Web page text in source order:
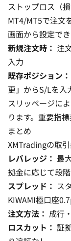
ストップロス（
MT4/MT5で注文
画面から設定でき
新規注文時： 注
入力
既存ポジション：
更」からS/Lを入
スリッページに
ります。重要指
まとめ
XMTradingの取
レバレッジ： 最
拠金に応じて段
スプレッド： ス
KIWAMI極口座
注文方法： 成行
ロスカット： 証